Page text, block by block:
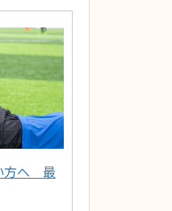
方へ 最